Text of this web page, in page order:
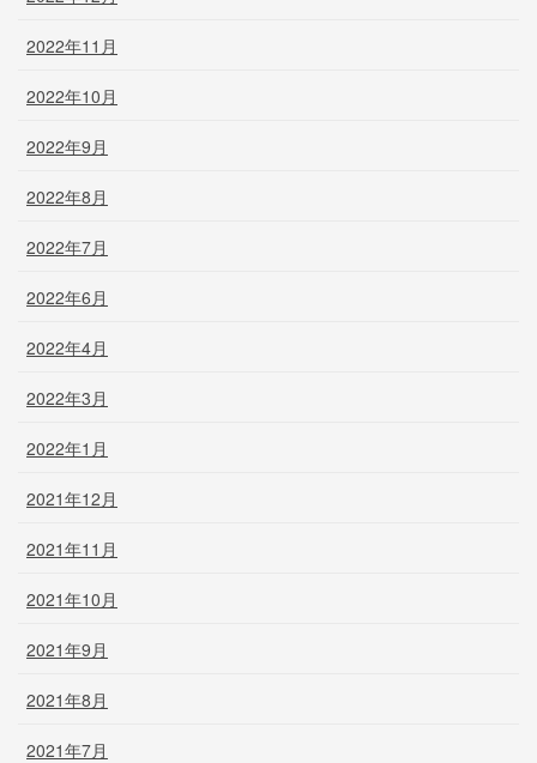
2022年11月
2022年10月
2022年9月
2022年8月
2022年7月
2022年6月
2022年4月
2022年3月
2022年1月
2021年12月
2021年11月
2021年10月
2021年9月
2021年8月
2021年7月